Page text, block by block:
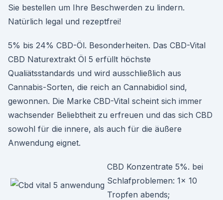
Sie bestellen um Ihre Beschwerden zu lindern.
Natürlich legal und rezeptfrei!
5% bis 24% CBD-Öl. Besonderheiten. Das CBD-Vital
CBD Naturextrakt Öl 5 erfüllt höchste
Qualiätsstandards und wird ausschließlich aus
Cannabis-Sorten, die reich an Cannabidiol sind,
gewonnen. Die Marke CBD-Vital scheint sich immer
wachsender Beliebtheit zu erfreuen und das sich CBD
sowohl für die innere, als auch für die äußere
Anwendung eignet.
CBD Konzentrate 5%. bei
Schlafproblemen: 1x 10
Tropfen abends;